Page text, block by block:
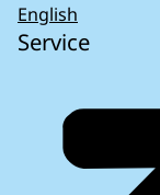
English
Service